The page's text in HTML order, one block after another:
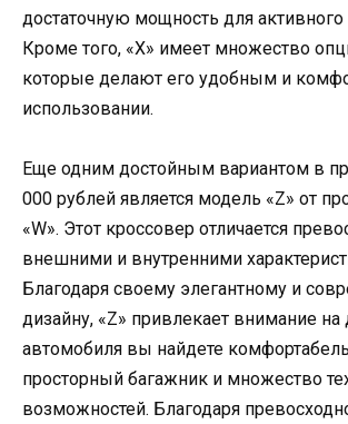
достаточную мощность для
Кроме того, «X» имеет множество
которые делают его удобным и
использовании.
Еще одним достойным вариантом в
000 рублей является модель «Z» от
«W». Этот кроссовер отличается
внешними и внутренними
Благодаря своему элегантному и
дизайну, «Z» привлекает внимание на
автомобиля вы найдете
просторный багажник и множество
возможностей. Благодаря